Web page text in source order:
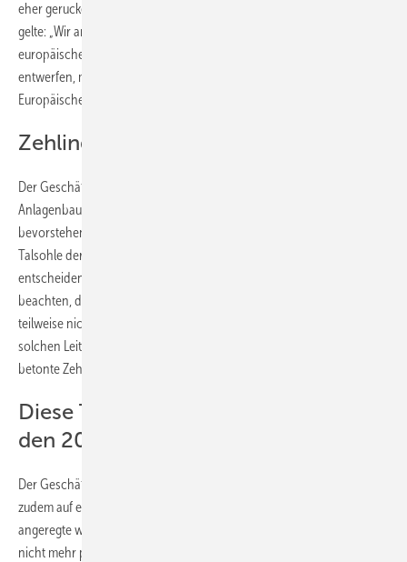
eher geruckelt als produktiv geflutscht, sagte Albers. Doch weiterhin
gelte: „Wir arbeiten intensiv daran, dass es 2020 nach vorne geht“. Im
europäischen Kontext müsse Berlin nun eine Industriestrategie
entwerfen, mit der die Energiewende ein Teil der Wirtschaftsunion der
Europäischen Union werde.
Zehlinger: Ziele sind nicht konsistent
Der Geschäftsführer der Energiesparte im deutschen Maschinen- und
Anlagenbauer-Verband VDMA, Matthias Zehlinger, nannte den
bevorstehenden Windgipfel im Hinblick auf die aktuelle wirtschaftliche
Talsohle der Branche ein „Tal- oder ein Basislager-Treffen“ vor dem
entscheidenden Aufstieg. Branche und Energiepolitik müssten
beachten, dass die verschiedenen Ziele Deutschlands und in der EU
teilweise nicht verbindlich und sogar nicht konsistent seien. An
solchen Leitlinien könne sich aber „kein Unternehmen ausrichten“,
betonte Zehlinger.
Diese Terawattstunden werden in
den 20er Jahren hier ankommen
Der Geschäftsführer des VDMA-Teilverbands Power Systems verwies
zudem auf eine von den politisch gesetzten Klimawendezielen schon
angeregte weltweite Nachfrage: „Es gibt eine Nachfrageseite, die gar
nicht mehr politisch beschrieben werden muss.“ Aus den USA komme